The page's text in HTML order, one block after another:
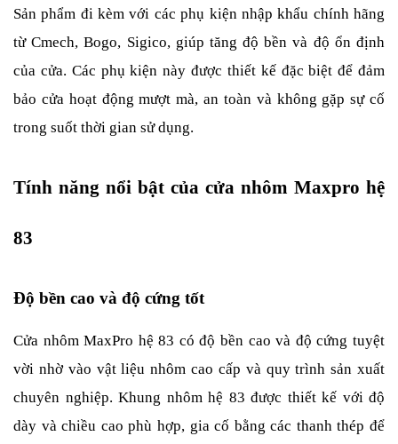
Sản phẩm đi kèm với các phụ kiện nhập khẩu chính hãng
từ Cmech, Bogo, Sigico, giúp tăng độ bền và độ ổn định
của cửa. Các phụ kiện này được thiết kế đặc biệt để đảm
bảo cửa hoạt động mượt mà, an toàn và không gặp sự cố
trong suốt thời gian sử dụng.
Tính năng nổi bật của cửa nhôm Maxpro hệ
83
Độ bền cao và độ cứng tốt
Cửa nhôm MaxPro hệ 83 có độ bền cao và độ cứng tuyệt
vời nhờ vào vật liệu nhôm cao cấp và quy trình sản xuất
chuyên nghiệp. Khung nhôm hệ 83 được thiết kế với độ
dày và chiều cao phù hợp, gia cố bằng các thanh thép để